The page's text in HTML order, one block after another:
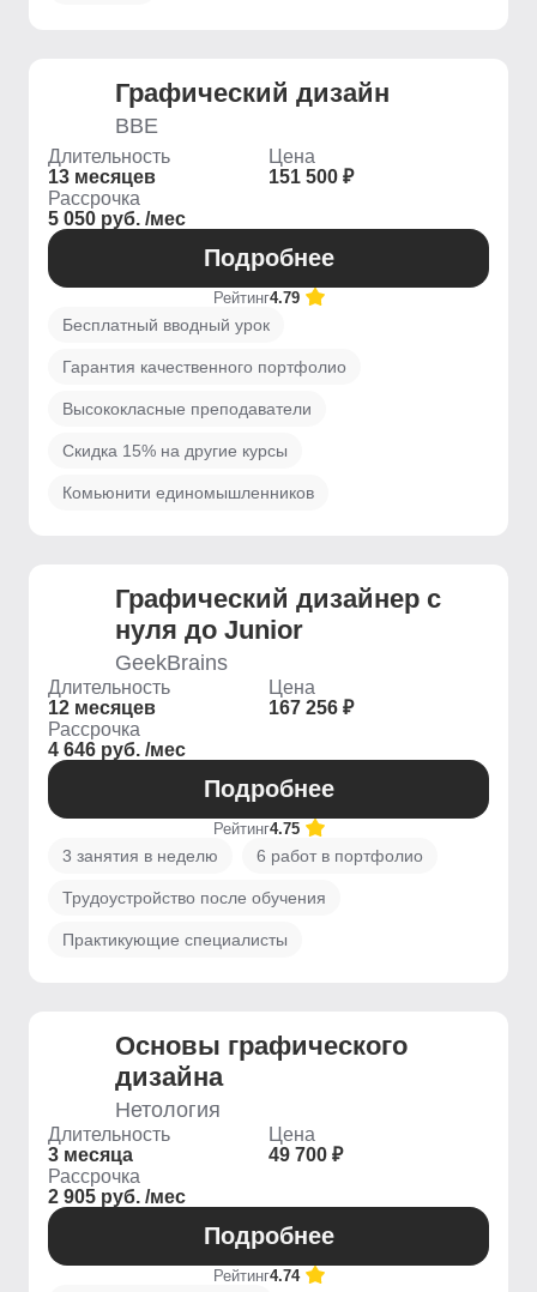
Графический дизайн
BBE
Длительность
13 месяцев
Цена
151 500 ₽
Рассрочка
5 050 руб. /мес
Подробнее
Рейтинг4.79
Бесплатный вводный урок
Гарантия качественного портфолио
Высококласные преподаватели
Скидка 15% на другие курсы
Комьюнити единомышленников
Графический дизайнер с
нуля до Junior
GeekBrains
Длительность
12 месяцев
Цена
167 256 ₽
Рассрочка
4 646 руб. /мес
Подробнее
Рейтинг4.75
3 занятия в неделю 6 работ в портфолио
Трудоустройство после обучения
Практикующие специалисты
Основы графического
дизайна
Нетология
Длительность
3 месяца
Цена
49 700 ₽
Рассрочка
2 905 руб. /мес
Подробнее
Рейтинг4.74